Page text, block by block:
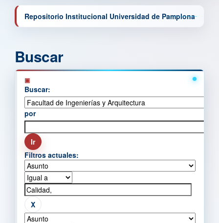
Repositorio Institucional Universidad de Pamplona
Buscar
Buscar:
por
Filtros actuales: